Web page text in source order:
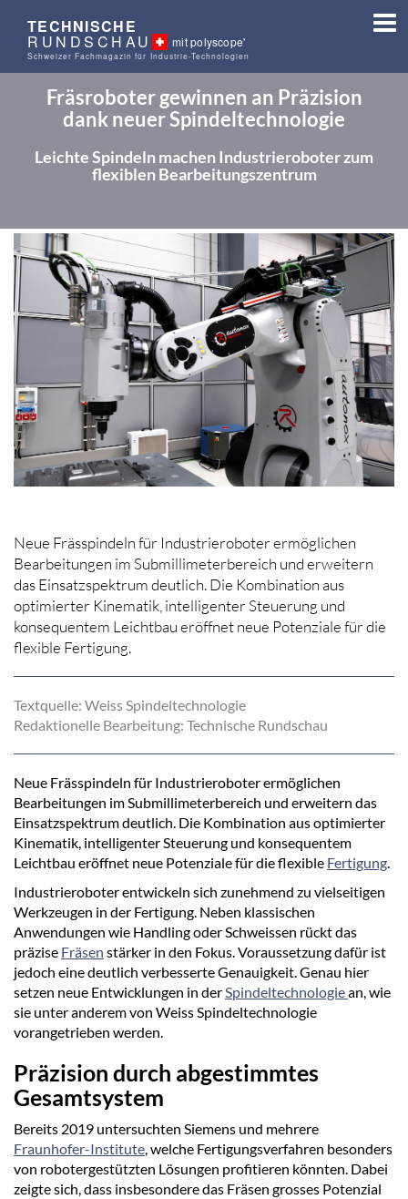
TECHNISCHE
RUNDSCHAU mit polyscope'
Schweizer Fachmagazin für Industrie-Technologien
Fräsroboter gewinnen an Präzision
dank neuer Spindeltechnologie
Leichte Spindeln machen Industrieroboter zum
flexiblen Bearbeitungszentrum
Neue Frässpindeln für Industrieroboter ermöglichen
Bearbeitungen im Submillimeterbereich und erweitern
das Einsatzspektrum deutlich. Die Kombination aus
optimierter Kinematik, intelligenter Steuerung und
konsequentem Leichtbau eröffnet neue Potenziale für die
flexible Fertigung.
Textquelle: Weiss Spindeltechnologie
Redaktionelle Bearbeitung: Technische Rundschau
Neue Frässpindeln für Industrieroboter ermöglichen
Bearbeitungen im Submillimeterbereich und erweitern das
Einsatzspektrum deutlich. Die Kombination aus optimierter
Kinematik, intelligenter Steuerung und konsequentem
Leichtbau eröffnet neue Potenziale für die flexible Fertigung.
Industrieroboter entwickeln sich zunehmend zu vielseitigen
Werkzeugen in der Fertigung. Neben klassischen
Anwendungen wie Handling oder Schweissen rückt das
präzise Fräsen stärker in den Fokus. Voraussetzung dafür ist
jedoch eine deutlich verbesserte Genauigkeit. Genau hier
setzen neue Entwicklungen in derSpindeltechnologiean, wie
sie unter anderem von Weiss Spindeltechnologie
vorangetrieben werden.
Präzision durch abgestimmtes
Gesamtsystem
Bereits 2019 untersuchten Siemens und mehrere
Fraunhofer-Institute, welche Fertigungsverfahren besonders
von robotergestützten Lösungen profitieren könnten. Dabei
zeigte sich, dass insbesondere das Fräsen grosses Potenzial